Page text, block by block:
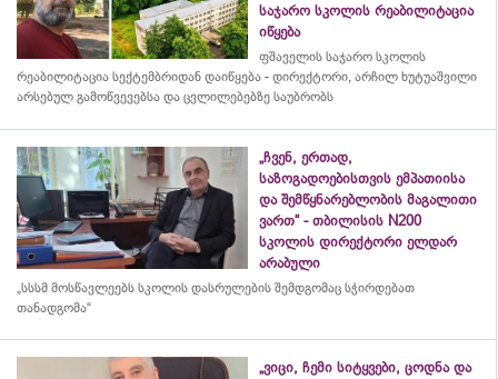
საჯარო სკოლის რეაბილიტაცია
იწყება
ფშაველის საჯარო სკოლის
რეაბილიტაცია სექტემბრიდან დაიწყება - დირექტორი, არჩილ ხუტუაშვილი
არსებულ გამოწვევებსა და ცვლილებებზე საუბრობს
„ჩვენ, ერთად,
საზოგადოებისთვის ემპათიისა
და შემწყნარებლობის მაგალითი
ვართ“ - თბილისის N200
სკოლის დირექტორი ელდარ
არაბული
„სსსმ მოსწავლეებს სკოლის დასრულების შემდგომაც სჭირდებათ
თანადგომა“
„ვიცი, ჩემი სიტყვები, ცოდნა და